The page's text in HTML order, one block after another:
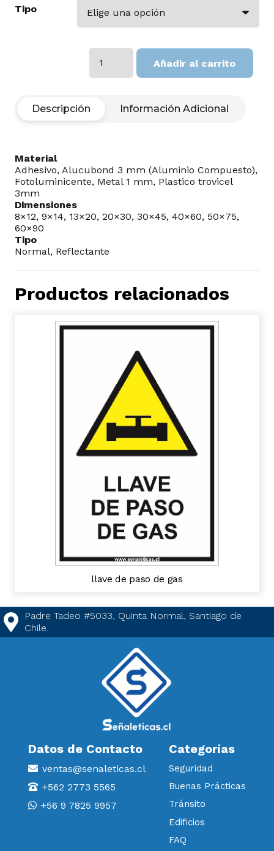
Tipo
cantidad
Añadir al carrito
Descripción Información Adicional
Material
Adhesivo, Alucubond 3 mm (Aluminio Compuesto),
Fotoluminicente, Metal 1 mm, Plastico trovicel
3mm
Dimensiones
8×12, 9×14, 13×20, 20×30, 30×45, 40×60, 50×75,
60×90
Tipo
Normal, Reflectante
Productos relacionados
llave de paso de gas
Padre Tadeo #5033, Quinta Normal, Santiago de
Chile.
Datos de Contacto
ventas@senaleticas.cl
+562 2773 5565
+56 9 7825 9957
Categorías
Seguridad
Buenas Prácticas
Tránsito
Edificios
FAQ